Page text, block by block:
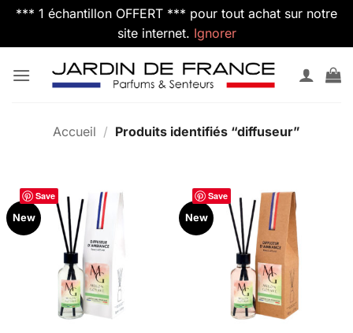
*** 1 échantillon OFFERT *** pour tout achat sur notre
site internet. Ignorer
Accueil / Produits identifiés “diffuseur”
Save
New
Save
New